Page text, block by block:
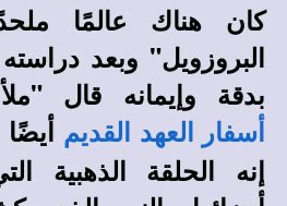
كان هناك عالمًا
البروزويل" وبعد
بدقة وإيمانه قال
أسفار العهد القديم
إنه الحلقة الذهبية